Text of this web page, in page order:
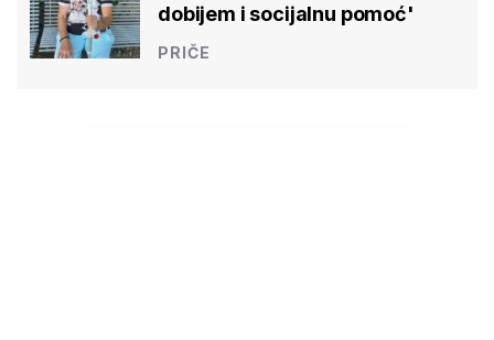
dobijem i socijalnu pomoć'
PRIČE